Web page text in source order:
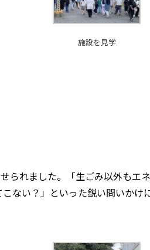
施設を見学
られました。「生ごみ以外もエ
ない？」といった鋭い問いかけ